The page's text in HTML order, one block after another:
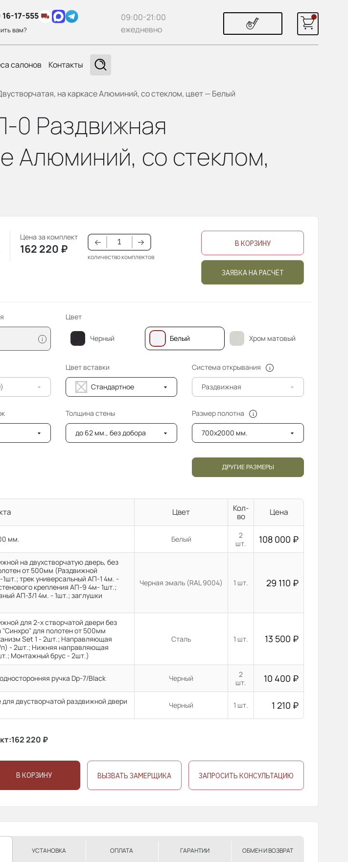
17-555
вам?
09:00-21:00
ежедневно
салонов Контакты
на каркасе Алюминий, со стеклом, цвет — Белый
0 Раздвижная
Алюминий, со стеклом,
Цена за комплект
162 220 ₽
количество комплектов
В КОРЗИНУ
ЗАЯВКА НА РАСЧЁТ
i
Цвет
Черный Белый Хром матовый
Цвет вставки
Стандартное
Система открывания
Раздвижная
Толщина стены
до 62 мм., без добора
Размер полотна
700x2000 мм.
ДРУГИЕ РАЗМЕРЫ
Цвет
Кол-
во
Цена
мм. Белый
2
шт.
108 000 ₽
на двухстворчатую дверь, без
от 500мм (Раздвижной
трек универсальный АП-1 4м. -
крепления АП-9 4м- 1шт.;
АП-3/1 4м. - 1шт.; заглушки
Черная эмаль (RAL 9004) 1 шт. 29 110 ₽
для 2-х створчатой двери без
"Синхро" для полотен от 500мм
Set 1 - 2шт.; Направляющая
- 2шт.; Нижняя направляющая
Монтажный брус - 2шт.)
Сталь 1 шт. 13 500 ₽
ручка Dp-7/Black Черный
2
шт.
10 400 ₽
двустворчатой раздвижной двери
Черный 1 шт. 1 210 ₽
162 220 ₽
В КОРЗИНУ ВЫЗВАТЬ ЗАМЕРЩИКА ЗАПРОСИТЬ КОНСУЛЬТАЦИЮ
УСТАНОВКА ОПЛАТА ГАРАНТИИ ОБМЕН И ВОЗВРАТ